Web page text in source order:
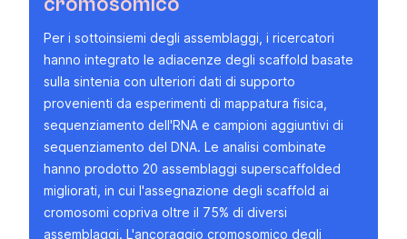
Per i sottoinsiemi degli assemblaggi, i ricercatori
hanno integrato le adiacenze degli scaffold basate
sulla sintenia con ulteriori dati di supporto
provenienti da esperimenti di mappatura fisica,
sequenziamento dell'RNA e campioni aggiuntivi di
sequenziamento del DNA. Le analisi combinate
hanno prodotto 20 assemblaggi superscaffolded
migliorati, in cui l'assegnazione degli scaffold ai
cromosomi copriva oltre il 75% di diversi
assemblaggi. L'ancoraggio cromosomico degli